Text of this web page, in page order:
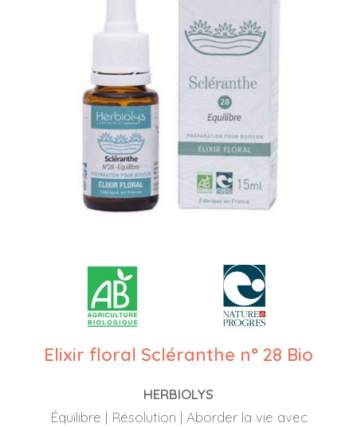
Elixir floral Scléranthe n° 28 Bio
HERBIOLYS
Équilibre | Résolution | Aborder la vie avec